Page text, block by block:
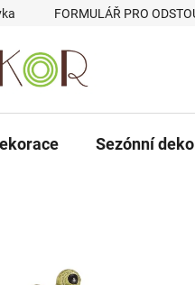
FORMULÁŘ PRO
Sezónní